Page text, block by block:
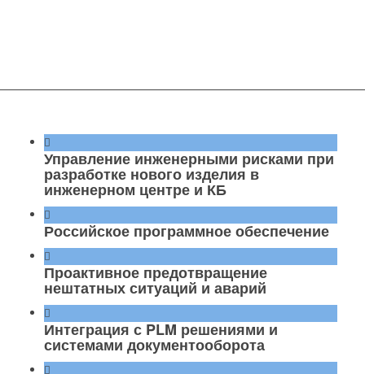
Управление инженерными рисками при
разработке нового изделия в
инженерном центре и КБ
Российское программное обеспечение
Проактивное предотвращение
нештатных ситуаций и аварий
Интеграция с PLM решениями и
системами документооборота